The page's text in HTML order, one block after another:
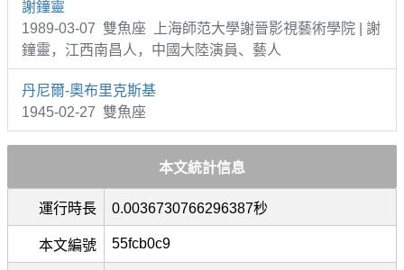
謝鐘靈
1989-03-07 雙魚座 上海師范大學謝晉影視藝術學院 | 謝
鐘靈，江西南昌人，中國大陸演員、藝人
丹尼爾-奧布里克斯基
1945-02-27 雙魚座
本文統計信息
運行時長 0.0036730766296387秒
本文編號 55fcb0c9